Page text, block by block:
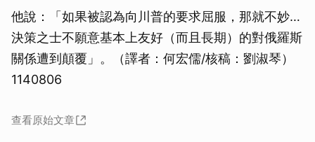
他說：「如果被認為向川普的要求屈服，那就不妙…
決策之士不願意基本上友好（而且長期）的對俄羅斯
關係遭到顛覆」。（譯者：何宏儒/核稿：劉淑琴）
1140806
查看原始文章